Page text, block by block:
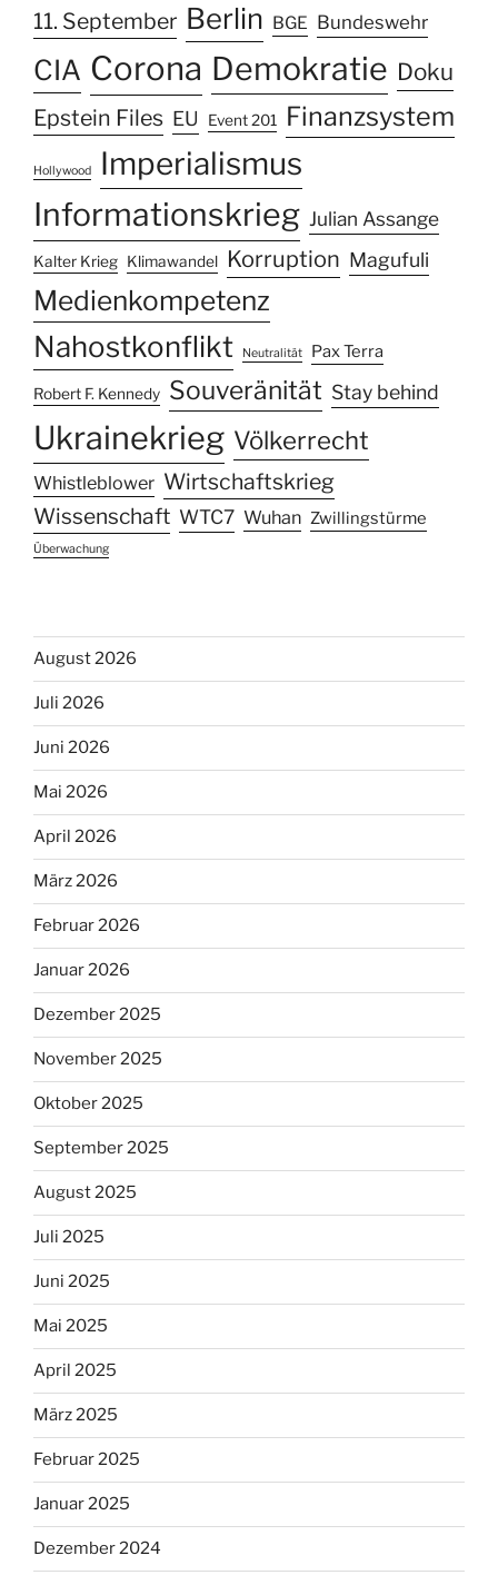
11. September Berlin BGE Bundeswehr
CIA Corona Demokratie Doku
Epstein Files EU Event 201 Finanzsystem
Hollywood
Imperialismus
Informationskrieg Julian Assange
Kalter Krieg Klimawandel Korruption Magufuli
Medienkompetenz
Nahostkonflikt Neutralität Pax Terra
Robert F. Kennedy Souveränität Stay behind
Ukrainekrieg Völkerrecht
Whistleblower Wirtschaftskrieg
Wissenschaft WTC7 Wuhan Zwillingstürme
Überwachung
August 2026
Juli 2026
Juni 2026
Mai 2026
April 2026
März 2026
Februar 2026
Januar 2026
Dezember 2025
November 2025
Oktober 2025
September 2025
August 2025
Juli 2025
Juni 2025
Mai 2025
April 2025
März 2025
Februar 2025
Januar 2025
Dezember 2024